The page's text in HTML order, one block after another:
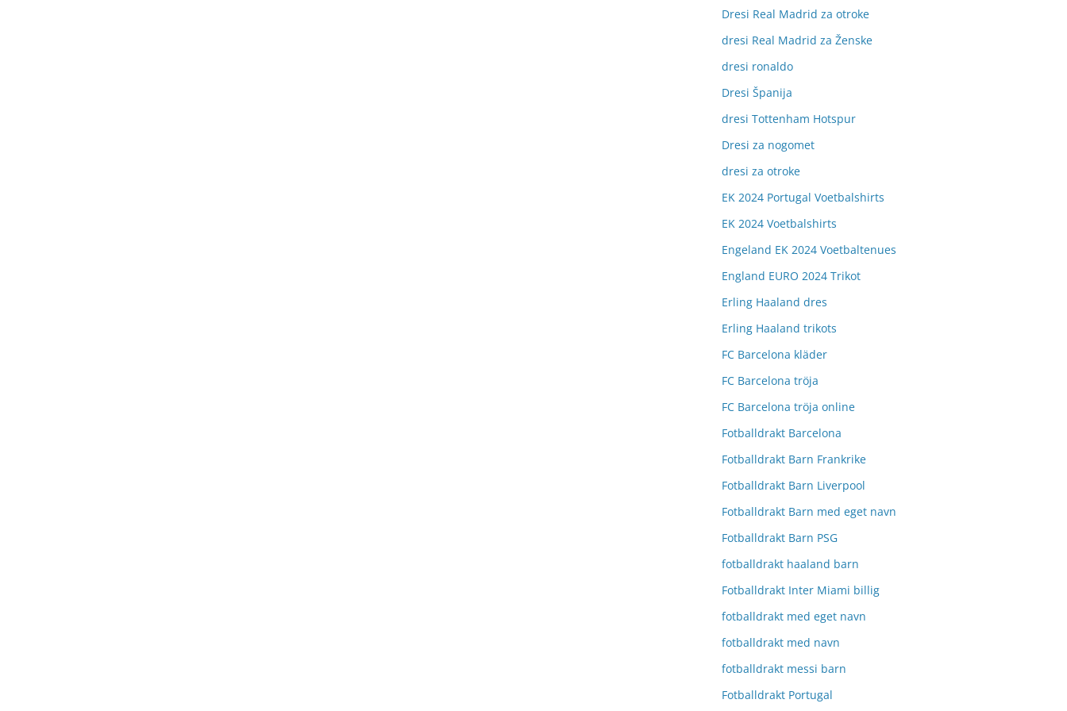
Dresi Real Madrid za otroke
dresi Real Madrid za Ženske
dresi ronaldo
Dresi Španija
dresi Tottenham Hotspur
Dresi za nogomet
dresi za otroke
EK 2024 Portugal Voetbalshirts
EK 2024 Voetbalshirts
Engeland EK 2024 Voetbaltenues
England EURO 2024 Trikot
Erling Haaland dres
Erling Haaland trikots
FC Barcelona kläder
FC Barcelona tröja
FC Barcelona tröja online
Fotballdrakt Barcelona
Fotballdrakt Barn Frankrike
Fotballdrakt Barn Liverpool
Fotballdrakt Barn med eget navn
Fotballdrakt Barn PSG
fotballdrakt haaland barn
Fotballdrakt Inter Miami billig
fotballdrakt med eget navn
fotballdrakt med navn
fotballdrakt messi barn
Fotballdrakt Portugal